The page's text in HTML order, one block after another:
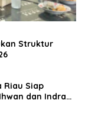
Struktur
Riau Siap
dan Indra